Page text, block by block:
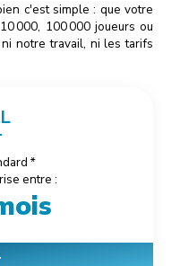
c'est simple : que votre
000, 100000joueurs ou
notre travail, ni les tarifs
*
entre :